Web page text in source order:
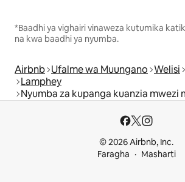
*Baadhi ya vighairi vinaweza kutumika
na kwa baadhi ya nyumba.
Airbnb Ufalme wa Muungano Welisi
Lamphey
Nyumba za kupanga kuanzia mwezi
© 2026 Airbnb, Inc.
Faragha
Masharti